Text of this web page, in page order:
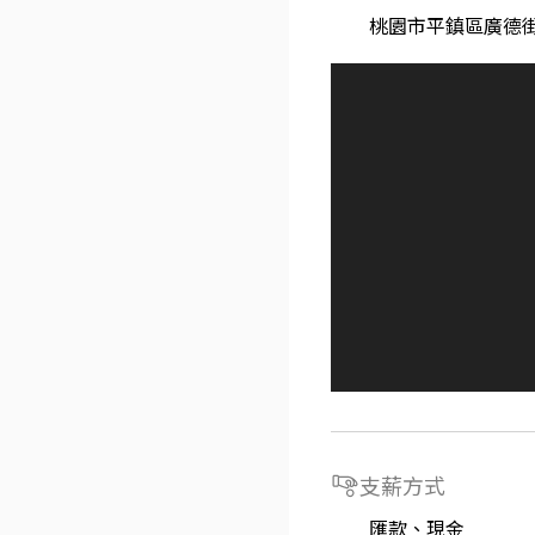
桃園市平鎮區廣德
支薪方式
匯款、現金